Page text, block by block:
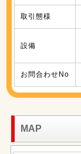
取引態様
設備
お問合わせNo
MAP